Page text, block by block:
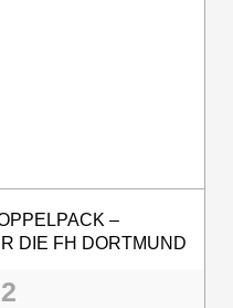
–
DIE FH DORTMUND